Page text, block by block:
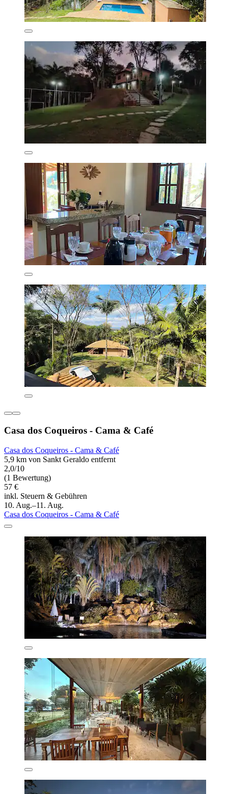
Casa dos Coqueiros - Cama & Café
Casa dos Coqueiros - Cama & Café
5,9 km von Sankt Geraldo entfernt
2,0/10
(1 Bewertung)
57 €
inkl. Steuern & Gebühren
10. Aug.–11. Aug.
Casa dos Coqueiros - Cama & Café